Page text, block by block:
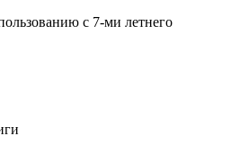
с 7-ми летнего